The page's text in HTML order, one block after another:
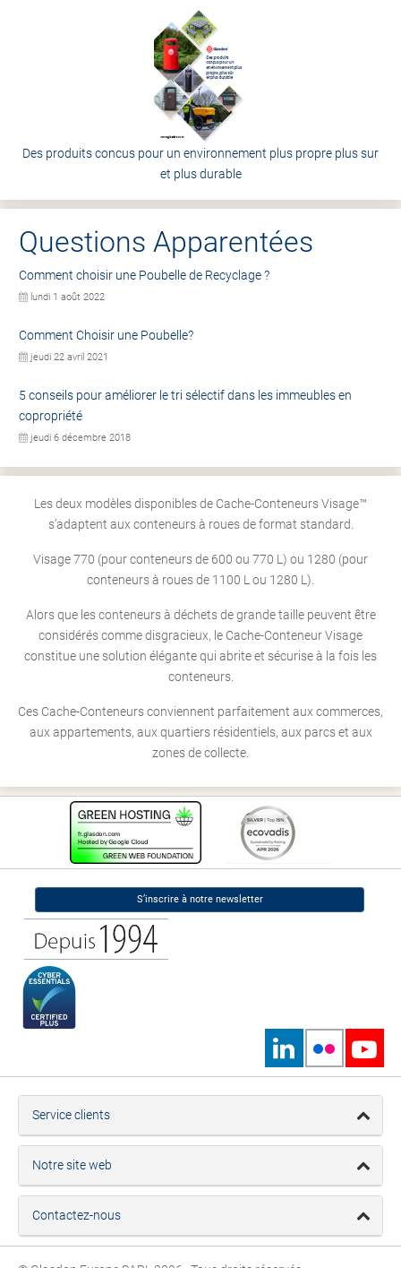
Des produits concus pour un environnement plus propre plus sur
et plus durable
Questions Apparentées
Comment choisir une Poubelle de Recyclage ?
lundi 1 août 2022
Comment Choisir une Poubelle?
jeudi 22 avril 2021
5 conseils pour améliorer le tri sélectif dans les immeubles en
copropriété
jeudi 6 décembre 2018
Les deux modèles disponibles de Cache-Conteneurs Visage™
s’adaptent aux conteneurs à roues de format standard.
Visage 770 (pour conteneurs de 600 ou 770 L) ou 1280 (pour
conteneurs à roues de 1100 L ou 1280 L).
Alors que les conteneurs à déchets de grande taille peuvent être
considérés comme disgracieux, le Cache-Conteneur Visage
constitue une solution élégante qui abrite et sécurise à la fois les
conteneurs.
Ces Cache-Conteneurs conviennent parfaitement aux commerces,
aux appartements, aux quartiers résidentiels, aux parcs et aux
zones de collecte.
S’inscrire à notre newsletter
Service clients
Notre site web
Contactez-nous